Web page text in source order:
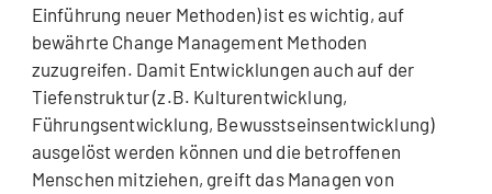
Einführung neuer Methoden) ist es wichtig, auf
bewährte Change Management Methoden
zuzugreifen. Damit Entwicklungen auch auf der
Tiefenstruktur (z.B. Kulturentwicklung,
Führungsentwicklung, Bewusstseinsentwicklung)
ausgelöst werden können und die betroffenen
Menschen mitziehen, greift das Managen von